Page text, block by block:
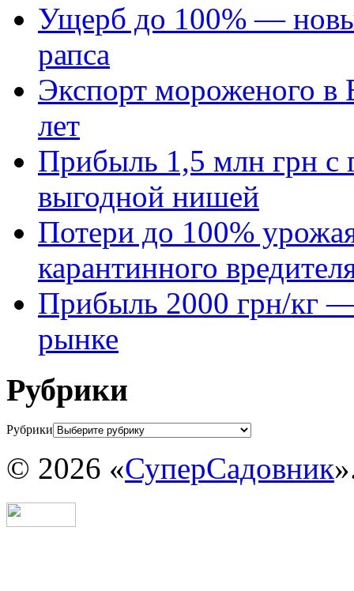
Ущерб до 100% —
рапса
Экспорт мороженого в
лет
Прибыль 1,5 млн грн с
выгодной нишей
Потери до 100%
карантинного
Прибыль 2000 грн/кг —
рынке
Рубрики
Рубрики
© 2026 «СуперСадовник